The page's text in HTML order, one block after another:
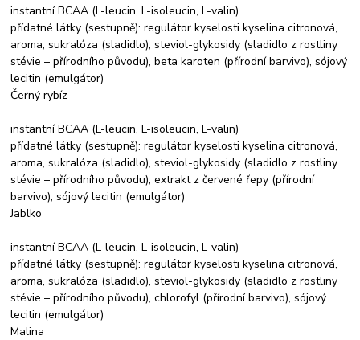
instantní BCAA (L-leucin, L-isoleucin, L-valin)
přídatné látky (sestupně): regulátor kyselosti kyselina citronová,
aroma, sukralóza (sladidlo), steviol-glykosidy (sladidlo z rostliny
stévie – přírodního původu), beta karoten (přírodní barvivo), sójový
lecitin (emulgátor)
Černý rybíz
instantní BCAA (L-leucin, L-isoleucin, L-valin)
přídatné látky (sestupně): regulátor kyselosti kyselina citronová,
aroma, sukralóza (sladidlo), steviol-glykosidy (sladidlo z rostliny
stévie – přírodního původu), extrakt z červené řepy (přírodní
barvivo), sójový lecitin (emulgátor)
Jablko
instantní BCAA (L-leucin, L-isoleucin, L-valin)
přídatné látky (sestupně): regulátor kyselosti kyselina citronová,
aroma, sukralóza (sladidlo), steviol-glykosidy (sladidlo z rostliny
stévie – přírodního původu), chlorofyl (přírodní barvivo), sójový
lecitin (emulgátor)
Malina